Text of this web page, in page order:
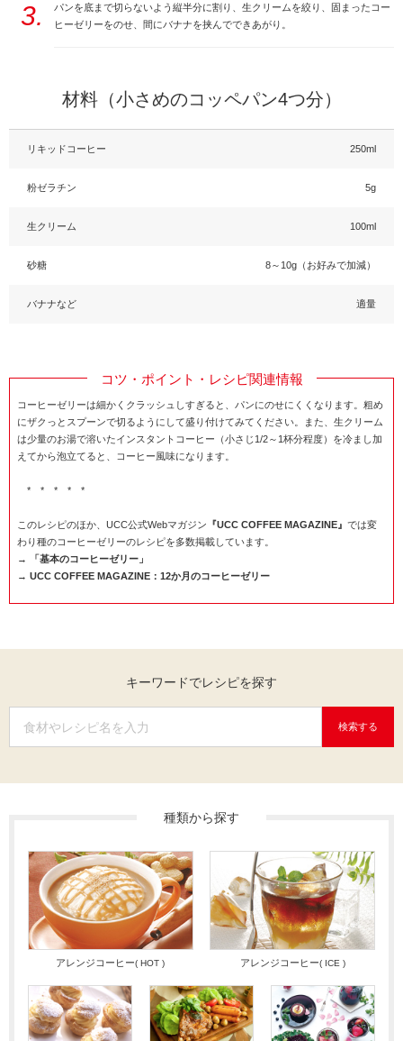
3.
パンを底まで切らないよう縦半分に割り、生クリームを絞り、固まったコー
ヒーゼリーをのせ、間にバナナを挟んでできあがり。
材料（小さめのコッペパン4つ分）
リキッドコーヒー 250ml
粉ゼラチン 5g
生クリーム 100ml
砂糖 8～10g（お好みで加減）
バナナなど 適量
コツ・ポイント・レシピ関連情報
コーヒーゼリーは細かくクラッシュしすぎると、パンにのせにくくなります。粗め
にザクっとスプーンで切るようにして盛り付けてみてください。また、生クリーム
は少量のお湯で溶いたインスタントコーヒー（小さじ1/2～1杯分程度）を冷まし加
えてから泡立てると、コーヒー風味になります。
* * * * *
このレシピのほか、UCC公式Webマガジン 『UCC COFFEE MAGAZINE』 では​変
わり種のコーヒーゼリーのレシピを多数掲載しています。
→
「基本のコーヒーゼリー」
→ UCC COFFEE MAGAZINE：12か月のコーヒーゼリー
キーワードでレシピを探す
検索する
種類から探す
アレンジコーヒー( HOT ) アレンジコーヒー( ICE )